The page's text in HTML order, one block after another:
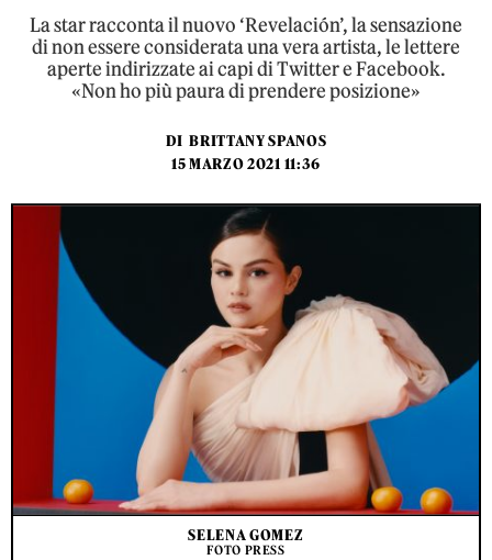
La star racconta il nuovo ‘Revelación’, la sensazione
di non essere considerata una vera artista, le lettere
aperte indirizzate ai capi di Twitter e Facebook.
«Non ho più paura di prendere posizione»
DI BRITTANY SPANOS
15 MARZO 2021 11:36
SELENA GOMEZ
FOTO PRESS